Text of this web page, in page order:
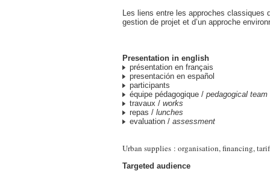
Les liens entre les approches classiques
gestion de projet et d’un approche
Presentation in english
présentation en français
presentación en español
participants
équipe pédagogique / pedagogical team
travaux / works
repas / lunches
evaluation / assessment
Urban supplies : organisation, financing,
Targeted audience